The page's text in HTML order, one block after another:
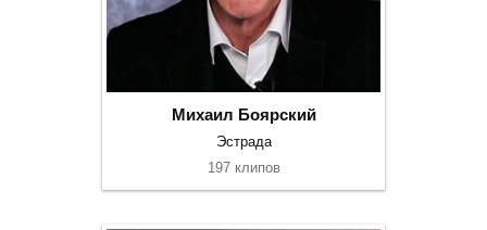
Михаил Боярский
Эстрада
197 клипов